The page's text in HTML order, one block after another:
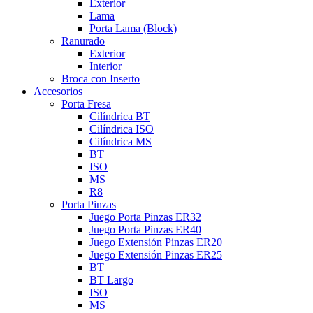
Exterior
Lama
Porta Lama (Block)
Ranurado
Exterior
Interior
Broca con Inserto
Accesorios
Porta Fresa
Cilíndrica BT
Cilíndrica ISO
Cilíndrica MS
BT
ISO
MS
R8
Porta Pinzas
Juego Porta Pinzas ER32
Juego Porta Pinzas ER40
Juego Extensión Pinzas ER20
Juego Extensión Pinzas ER25
BT
BT Largo
ISO
MS